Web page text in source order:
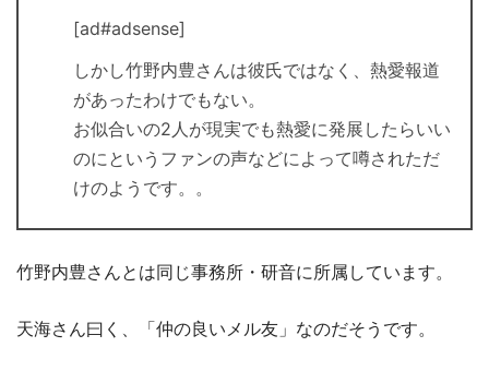
[ad#adsense]
しかし竹野内豊さんは彼氏ではなく、熱愛報道
があったわけでもない。
お似合いの2人が現実でも熱愛に発展したらいい
のにというファンの声などによって噂されただ
けのようです。。
竹野内豊さんとは同じ事務所・研音に所属しています。
天海さん曰く、「仲の良いメル友」なのだそうです。